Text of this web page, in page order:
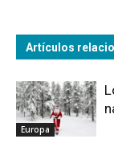
Artículos
Europa